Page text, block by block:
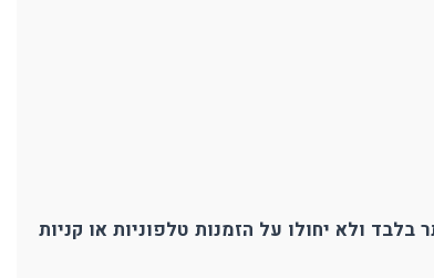
ולא יחולו על הזמנות טלפוניות או קניות